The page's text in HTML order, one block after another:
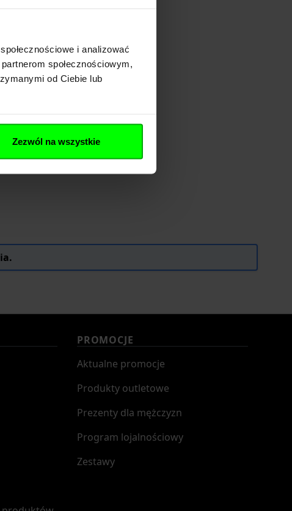
i analizować
społecznościowym,
od Ciebie lub
Zezwól na wszystkie
PROMOCJE
Aktualne promocje
Produkty outletowe
Prezenty dla mężczyzn
Program lojalnościowy
Zestawy